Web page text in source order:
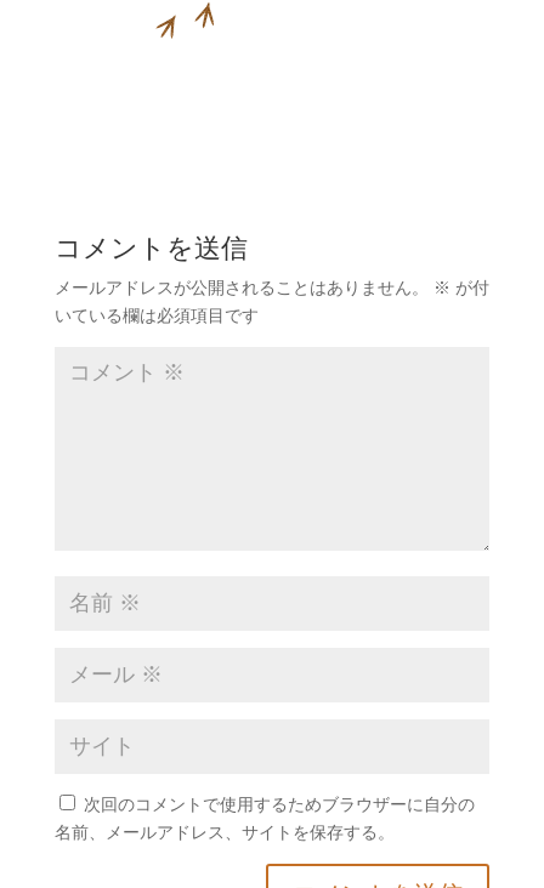
コメントを送信
メールアドレスが公開されることはありません。 ※ が付
いている欄は必須項目です
次回のコメントで使用するためブラウザーに自分の
名前、メールアドレス、サイトを保存する。